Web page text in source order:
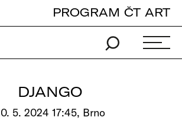
PROGRAM ČT ART
DJANGO
5. 2024 17:45, Brno